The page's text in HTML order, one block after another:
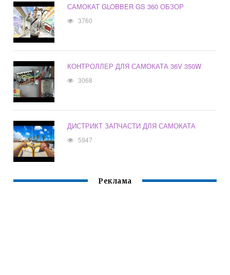
САМОКАТ GLOBBER GS 360 ОБЗОР
3760
КОНТРОЛЛЕР ДЛЯ САМОКАТА 36V 350W
3068
ДИСТРИКТ ЗАПЧАСТИ ДЛЯ САМОКАТА
5947
Реклама